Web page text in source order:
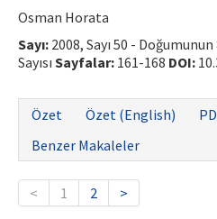
Osman Horata
Sayı: 2008, Sayı 50 -
Sayısı Sayfalar: 161-168 DOI:
Özet
Özet (English)
Benzer Makaleler
< 1 2 >